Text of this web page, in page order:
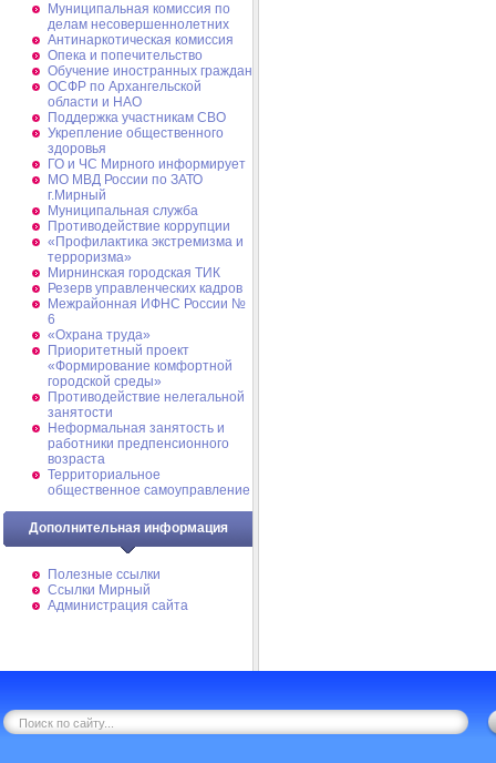
Муниципальная комиссия по
делам несовершеннолетних
Антинаркотическая комиссия
Опека и попечительство
Обучение иностранных граждан
ОСФР по Архангельской
области и НАО
Поддержка участникам СВО
Укрепление общественного
здоровья
ГО и ЧС Мирного информирует
МО МВД России по ЗАТО
г.Мирный
Муниципальная cлужба
Противодействие коррупции
«Профилактика экстремизма и
терроризма»
Мирнинская городская ТИК
Резерв управленческих кадров
Межрайонная ИФНС России №
6
«Охрана труда»
Приоритетный проект
«Формирование комфортной
городской среды»
Противодействие нелегальной
занятости
Неформальная занятость и
работники предпенсионного
возраста
Территориальное
общественное самоуправление
Дополнительная информация
Полезные ссылки
Ссылки Мирный
Администрация сайта